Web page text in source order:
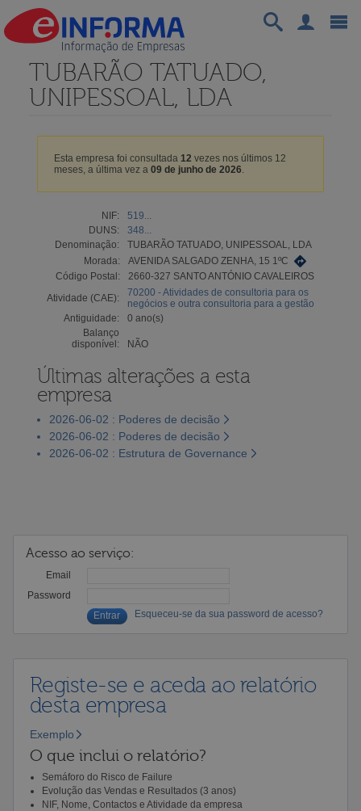
TUBARÃO TATUADO,
UNIPESSOAL, LDA
Esta empresa foi consultada 12 vezes nos últimos 12
meses, a última vez a 09 de junho de 2026.
NIF:
519...
DUNS:
348...
Denominação:
TUBARÃO TATUADO, UNIPESSOAL, LDA
Morada:
AVENIDA SALGADO ZENHA, 15 1ºC
Código Postal:
2660-327 SANTO ANTÓNIO CAVALEIROS
Atividade (CAE):
70200 - Atividades de consultoria para os
negócios e outra consultoria para a gestão
Antiguidade:
0 ano(s)
Balanço
disponível:
NÃO
Últimas alterações a esta
empresa
2026-06-02 : Poderes de decisão
2026-06-02 : Poderes de decisão
2026-06-02 : Estrutura de Governance
Acesso ao serviço:
Email
Password
Esqueceu-se da sua password de acesso?
Registe-se e aceda ao relatório
desta empresa
Exemplo
O que inclui o relatório?
Semáforo do Risco de Failure
Evolução das Vendas e Resultados (3 anos)
NIF, Nome, Contactos e Atividade da empresa